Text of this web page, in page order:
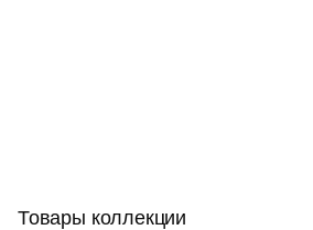
Товары коллекции